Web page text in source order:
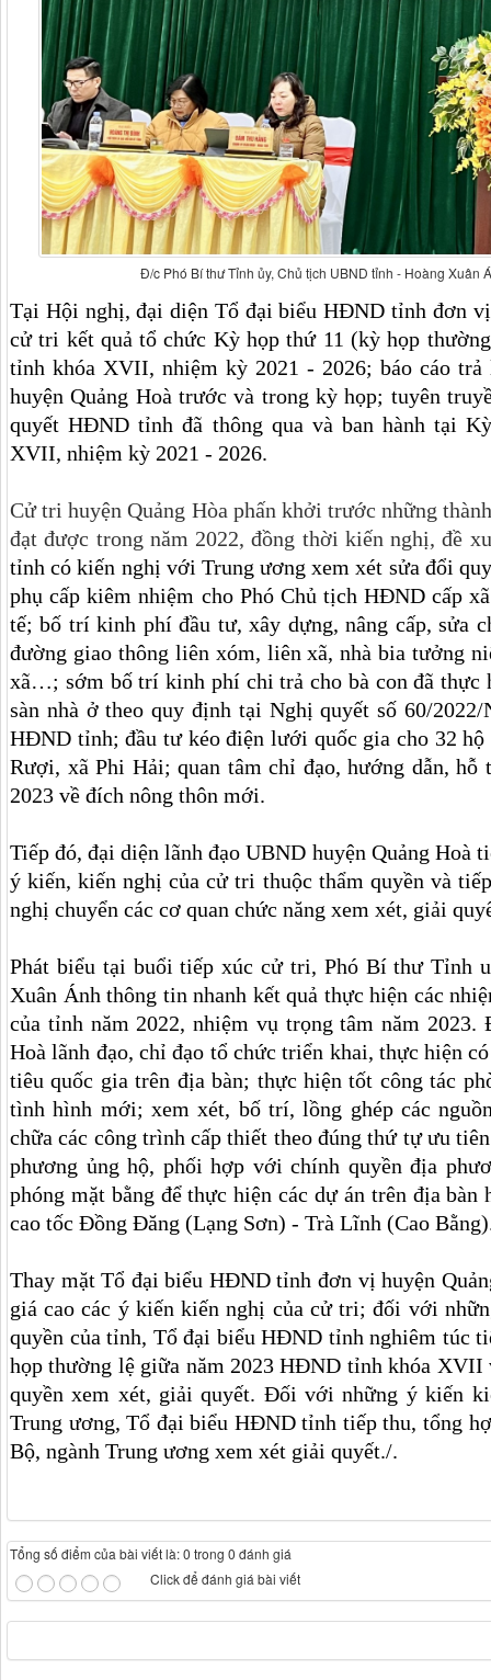
Đ/c Phó Bí thư Tỉnh ủy, Chủ tịch UBND tỉnh - Hoàng Xuân
Tại Hội nghị, đại diện Tổ đại biểu HĐND tỉnh đơn vị
cử tri kết quả tổ chức Kỳ họp thứ 11 (kỳ họp
tỉnh khóa XVII, nhiệm kỳ 2021 - 2026; báo cáo
huyện Quảng Hoà trước và trong kỳ họp; tuyên
quyết HĐND tỉnh đã thông qua và ban hành tại
XVII, nhiệm kỳ 2021 - 2026.
Cử tri huyện Quảng Hòa phấn khởi trước những
đạt được trong năm 2022, đồng thời kiến nghị, đề
tỉnh có kiến nghị với Trung ương xem xét sửa đổi
phụ cấp kiêm nhiệm cho Phó Chủ tịch HĐND cấp
tế; bố trí kinh phí đầu tư, xây dựng, nâng cấp, sửa
đường giao thông liên xóm, liên xã, nhà bia tưởng
xã…; sớm bố trí kinh phí chi trả cho bà con đã thực
sàn nhà ở theo quy định tại Nghị quyết số 60/
HĐND tỉnh; đầu tư kéo điện lưới quốc gia cho 32
Rượi, xã Phi Hải; quan tâm chỉ đạo, hướng dẫn, hỗ
2023 về đích nông thôn mới.
Tiếp đó, đại diện lãnh đạo UBND huyện Quảng Hoà
ý kiến, kiến nghị của cử tri thuộc thẩm quyền và
nghị chuyển các cơ quan chức năng xem xét, giải
Phát biểu tại buổi tiếp xúc cử tri, Phó Bí thư Tỉnh
Xuân Ánh thông tin nhanh kết quả thực hiện các
của tỉnh năm 2022, nhiệm vụ trọng tâm năm 2023.
Hoà lãnh đạo, chỉ đạo tổ chức triển khai, thực hiện
tiêu quốc gia trên địa bàn; thực hiện tốt công tác
tình hình mới; xem xét, bố trí, lồng ghép các
chữa các công trình cấp thiết theo đúng thứ tự ưu
phương ủng hộ, phối hợp với chính quyền địa
phóng mặt bằng để thực hiện các dự án trên địa
cao tốc Đồng Đăng (Lạng Sơn) - Trà Lĩnh (Cao
Thay mặt Tổ đại biểu HĐND tỉnh đơn vị huyện
giá cao các ý kiến kiến nghị của cử tri; đối với
quyền của tỉnh, Tổ đại biểu HĐND tỉnh nghiêm túc
họp thường lệ giữa năm 2023 HĐND tỉnh khóa XVII
quyền xem xét, giải quyết. Đối với những ý kiến
Trung ương, Tổ đại biểu HĐND tỉnh tiếp thu, tổng
Bộ, ngành Trung ương xem xét giải quyết./.
Tổng số điểm của bài viết là: 0 trong 0 đánh giá
Click để đánh giá bài viết